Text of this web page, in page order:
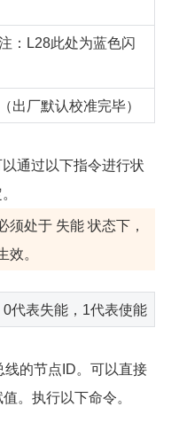
：L28此处为蓝色闪
出厂默认校准完毕）
通过以下指令进行状
须处于 失能 状态下，
效。
代表失能，1代表使能
的节点ID。可以直接
。执行以下命令。